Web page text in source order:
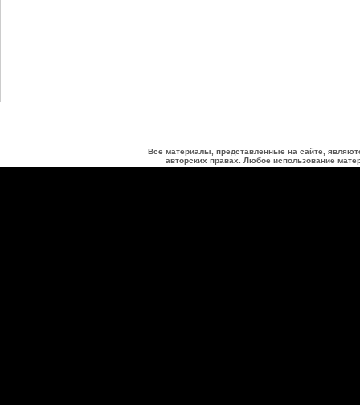
Все материалы, представленные на сайте,
авторских правах. Любое использование